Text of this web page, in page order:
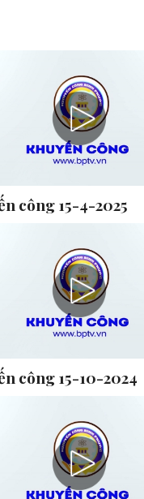
công 15-4-2025
công 15-10-2024